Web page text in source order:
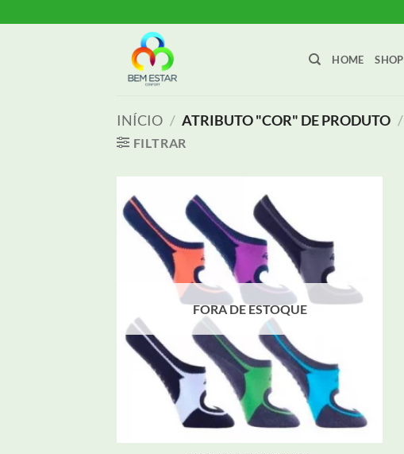
to
HOME SHOP
INÍCIO / ATRIBUTO "COR" DE PRODUTO /
FILTRAR
FORA DE ESTOQUE